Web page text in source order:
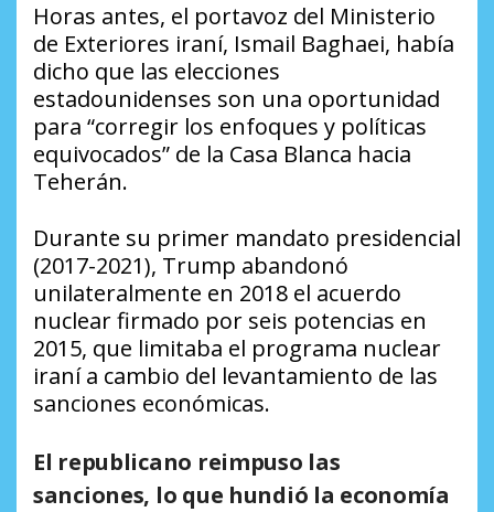
Horas antes, el portavoz del Ministerio
de Exteriores iraní, Ismail Baghaei, había
dicho que las elecciones
estadounidenses son una oportunidad
para “corregir los enfoques y políticas
equivocados” de la Casa Blanca hacia
Teherán.
Durante su primer mandato presidencial
(2017-2021), Trump abandonó
unilateralmente en 2018 el acuerdo
nuclear firmado por seis potencias en
2015, que limitaba el programa nuclear
iraní a cambio del levantamiento de las
sanciones económicas.
El republicano reimpuso las
sanciones, lo que hundió la economía